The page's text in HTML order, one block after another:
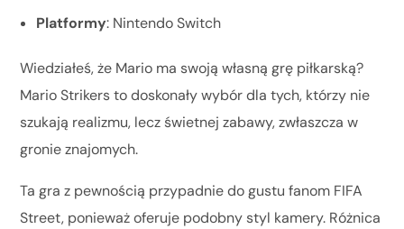
Platformy: Nintendo Switch
Wiedziałeś, że Mario ma swoją własną grę piłkarską?
Mario Strikers to doskonały wybór dla tych, którzy nie
szukają realizmu, lecz świetnej zabawy, zwłaszcza w
gronie znajomych.
Ta gra z pewnością przypadnie do gustu fanom FIFA
Street, ponieważ oferuje podobny styl kamery. Różnica